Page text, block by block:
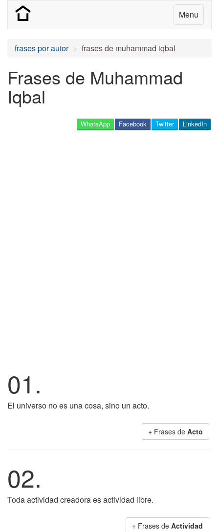
Menu
frases por autor frases de muhammad iqbal
Frases de Muhammad
Iqbal
LinkedIn
Twitter
Facebook
WhatsApp
01.
El universo no es una cosa, sino un acto.
+ Frases de Acto
02.
Toda actividad creadora es actividad libre.
+ Frases de Actividad